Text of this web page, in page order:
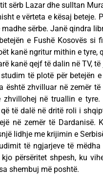
sërb Lazar dhe sulltan
e vërteta e kësaj beteje.
sërbe. Janë qindra
e Fushë Kosovës si
kanë ngritur mithin e tyre,
kanë qejf të dalin në TV,
të plotë për betejën
është zhvilluar në zemër
zhvillohej në truallin e
të dalë në dritë roli i
në zemër të
lidhje me krijimin e
të ngjarjeve të
përsëritet shpesh, ku
shembuj më poshtë.